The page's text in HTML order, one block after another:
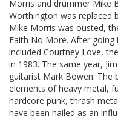
Morris and drummer Mike
Worthington was replaced
Mike Morris was ousted,
Faith No More. After going
included Courtney Love,
in 1983. The same year,
guitarist Mark Bowen. The
elements of heavy metal,
hardcore punk, thrash
have been hailed as an